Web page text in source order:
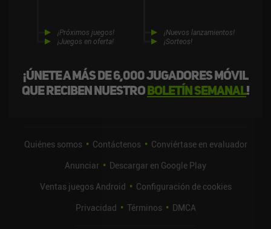
¡Únete a más de 6,000 jugadores móvil
que reciben nuestroboletín semanal!
¡Próximos juegos!
¡Juegos en oferta!
¡Nuevos lanzamientos!
¡Sorteos!
Quiénes somos Contáctenos
Conviértase en evaluador
Anunciar
Descargar en Google Play
Ventas juegos Android
Configuración de cookies
Privacidad
Términos DMCA